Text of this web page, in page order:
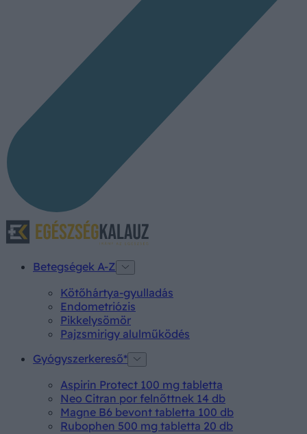
Betegségek A-Z
Kötőhártya-gyulladás
Endometriózis
Pikkelysömör
Pajzsmirigy alulműködés
Gyógyszerkereső*
Aspirin Protect 100 mg tabletta
Neo Citran por felnőttnek 14 db
Magne B6 bevont tabletta 100 db
Rubophen 500 mg tabletta 20 db